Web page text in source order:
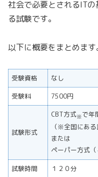
社会で必要とされるIT
る試験です。
以下に概要をまとめます
受験資格
なし
受験料
7500円
試験形式
CBT方式※で年
（※全国にあ
または
ペーパー方式（
試験時間
１２０分